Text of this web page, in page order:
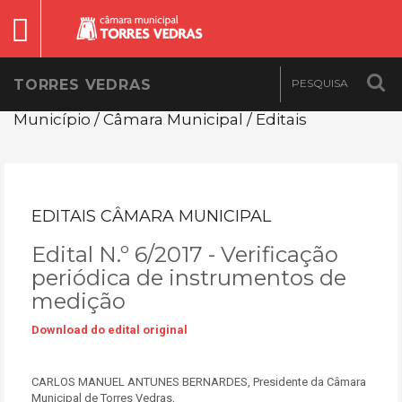
TORRES VEDRAS
Município / Câmara Municipal / Editais
EDITAIS CÂMARA MUNICIPAL
Edital N.º 6/2017 - Verificação
periódica de instrumentos de
medição
Download do edital original
CARLOS MANUEL ANTUNES BERNARDES, Presidente da Câmara
Municipal de Torres Vedras,